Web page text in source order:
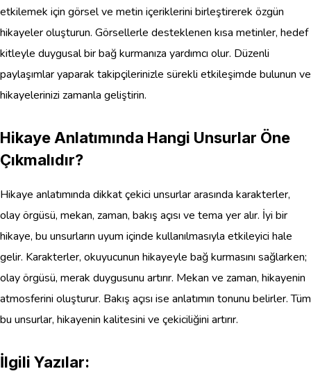
etkilemek için görsel ve metin içeriklerini birleştirerek özgün
hikayeler oluşturun. Görsellerle desteklenen kısa metinler, hedef
kitleyle duygusal bir bağ kurmanıza yardımcı olur. Düzenli
paylaşımlar yaparak takipçilerinizle sürekli etkileşimde bulunun ve
hikayelerinizi zamanla geliştirin.
Hikaye Anlatımında Hangi Unsurlar Öne
Çıkmalıdır?
Hikaye anlatımında dikkat çekici unsurlar arasında karakterler,
olay örgüsü, mekan, zaman, bakış açısı ve tema yer alır. İyi bir
hikaye, bu unsurların uyum içinde kullanılmasıyla etkileyici hale
gelir. Karakterler, okuyucunun hikayeyle bağ kurmasını sağlarken;
olay örgüsü, merak duygusunu artırır. Mekan ve zaman, hikayenin
atmosferini oluşturur. Bakış açısı ise anlatımın tonunu belirler. Tüm
bu unsurlar, hikayenin kalitesini ve çekiciliğini artırır.
İlgili Yazılar: